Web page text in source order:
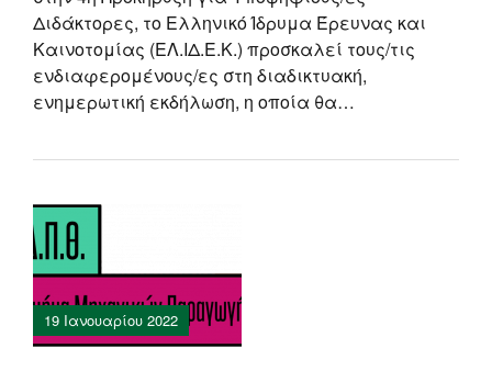
Διδάκτορες, το Ελληνικό Ίδρυμα Έρευνας και
Καινοτομίας (ΕΛ.ΙΔ.Ε.Κ.) προσκαλεί τους/τις
ενδιαφερομένους/ες στη διαδικτυακή,
ενημερωτική εκδήλωση, η οποία θα…
19 Ιανουαρίου 2022